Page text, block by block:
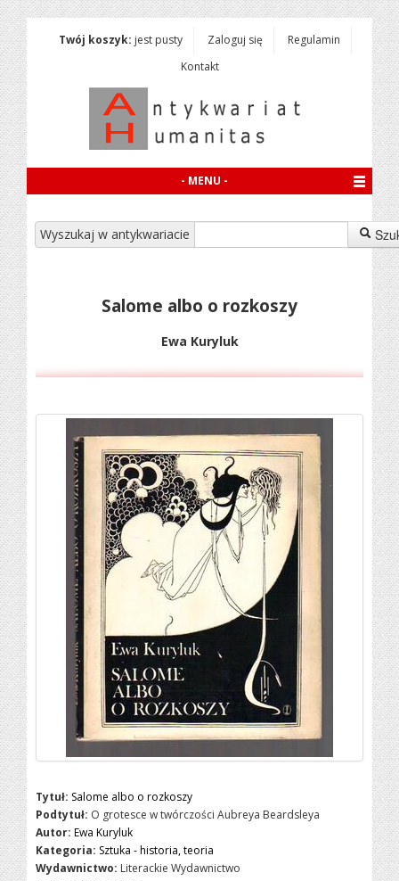
Twój koszyk: jest pusty Zaloguj się
Regulamin
Kontakt
- MENU -
Wyszukaj w antykwariacie
Salome albo o rozkoszy
Ewa Kuryluk
Tytuł: Salome albo o rozkoszy
Podtytuł: O grotesce w twórczości Aubreya Beardsleya
Autor: Ewa Kuryluk
Kategoria: Sztuka - historia, teoria
Wydawnictwo: Literackie Wydawnictwo